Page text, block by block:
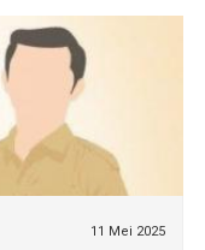
11 Mei 2025